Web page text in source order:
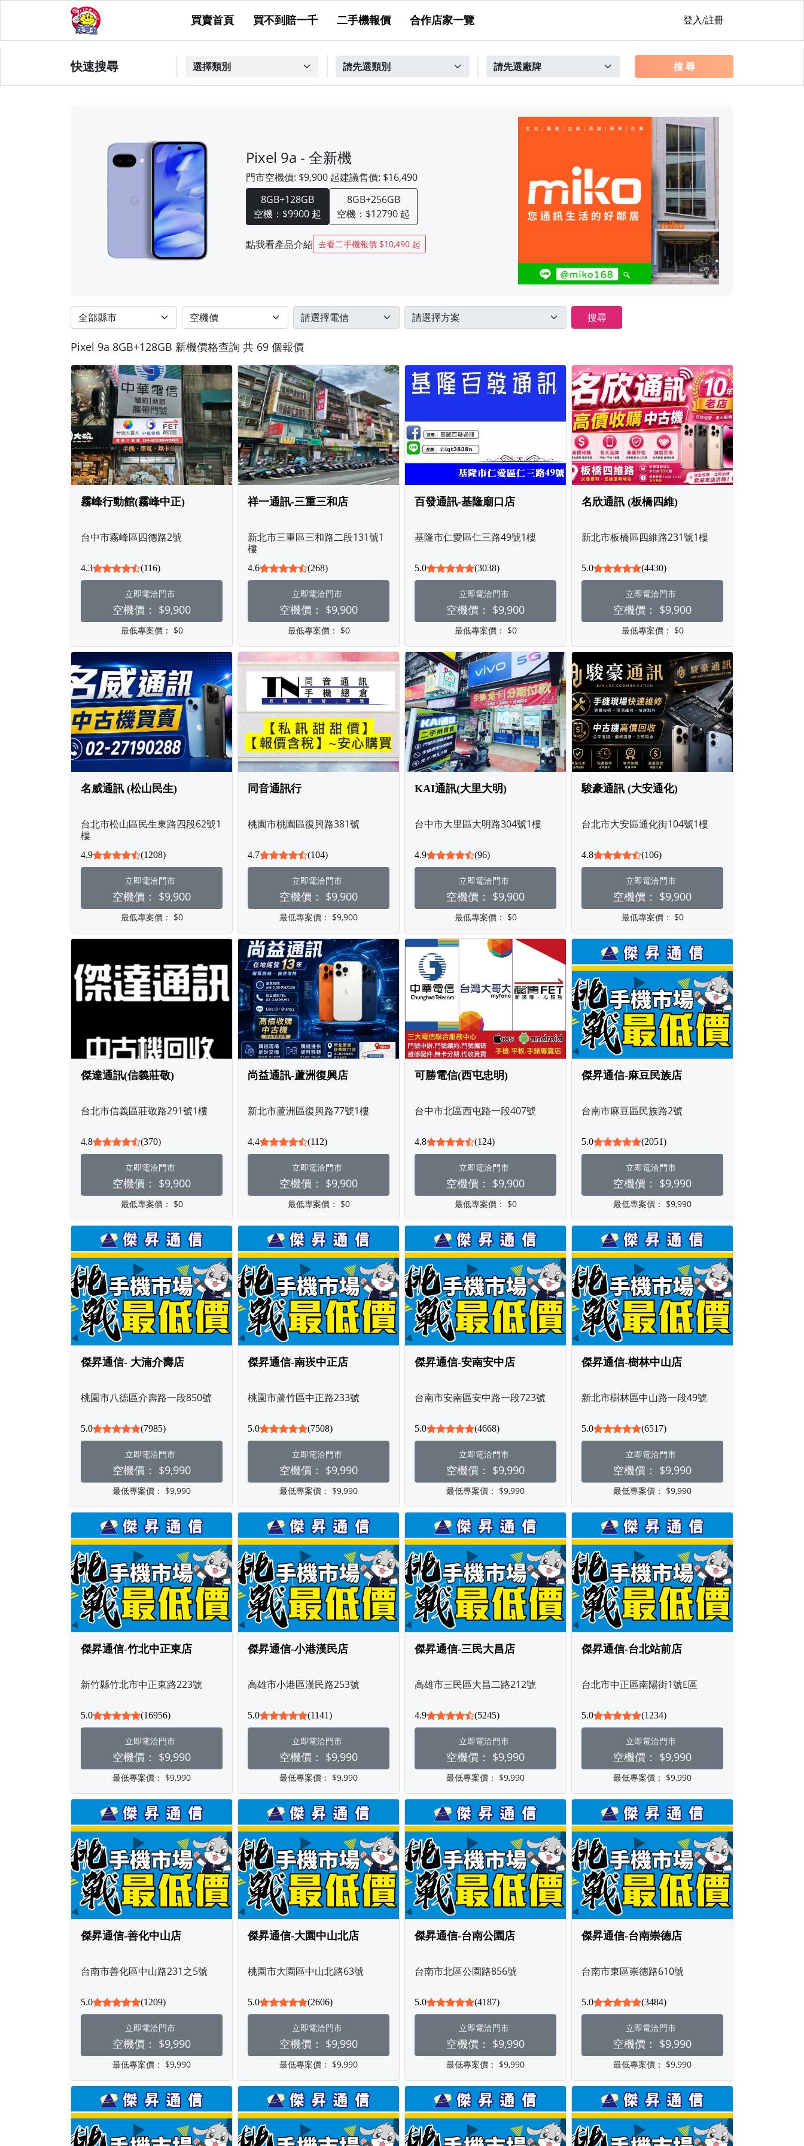
買賣首頁 買不到賠一千 二手機報價 合作店家一覽 登入/註冊
快速搜尋 搜 尋
Pixel 9a - 全新機
門市空機價: $9,900 起建議售價: $16,490
8GB+128GB
空機：$9900 起
8GB+256GB
空機：$12790 起
點我看產品介紹 去看二手機報價 $10,490 起
搜尋
Pixel 9a 8GB+128GB 新機價格查詢 共 69 個報價
霧峰行動館(霧峰中正)
台中市霧峰區四德路2號
4.3 (116)
立即電洽門市
空機價： $9,900
最低專案價： $0
祥一通訊-三重三和店
新北市三重區三和路二段131號1
樓
4.6 (268)
立即電洽門市
空機價： $9,900
最低專案價： $0
百發通訊-基隆廟口店
基隆市仁愛區仁三路49號1樓
5.0 (3038)
立即電洽門市
空機價： $9,900
最低專案價： $0
名欣通訊 (板橋四維)
新北市板橋區四維路231號1樓
5.0 (4430)
立即電洽門市
空機價： $9,900
最低專案價： $0
名威通訊 (松山民生)
台北市松山區民生東路四段62號1
樓
4.9 (1208)
立即電洽門市
空機價： $9,900
最低專案價： $0
同音通訊行
桃園市桃園區復興路381號
4.7 (104)
立即電洽門市
空機價： $9,900
最低專案價： $9,900
KAI通訊(大里大明)
台中市大里區大明路304號1樓
4.9 (96)
立即電洽門市
空機價： $9,900
最低專案價： $0
駿豪通訊 (大安通化)
台北市大安區通化街104號1樓
4.8 (106)
立即電洽門市
空機價： $9,900
最低專案價： $0
傑達通訊(信義莊敬)
台北市信義區莊敬路291號1樓
4.8 (370)
立即電洽門市
空機價： $9,900
最低專案價： $0
尚益通訊-蘆洲復興店
新北市蘆洲區復興路77號1樓
4.4 (112)
立即電洽門市
空機價： $9,900
最低專案價： $0
可勝電信(西屯忠明)
台中市北區西屯路一段407號
4.8 (124)
立即電洽門市
空機價： $9,900
最低專案價： $0
傑昇通信-麻豆民族店
台南市麻豆區民族路2號
5.0 (2051)
立即電洽門市
空機價： $9,990
最低專案價： $9,990
傑昇通信- 大湳介壽店
桃園市八德區介壽路一段850號
5.0 (7985)
立即電洽門市
空機價： $9,990
最低專案價： $9,990
傑昇通信-南崁中正店
桃園市蘆竹區中正路233號
5.0 (7508)
立即電洽門市
空機價： $9,990
最低專案價： $9,990
傑昇通信-安南安中店
台南市安南區安中路一段723號
5.0 (4668)
立即電洽門市
空機價： $9,990
最低專案價： $9,990
傑昇通信-樹林中山店
新北市樹林區中山路一段49號
5.0 (6517)
立即電洽門市
空機價： $9,990
最低專案價： $9,990
傑昇通信-竹北中正東店
新竹縣竹北市中正東路223號
5.0 (16956)
立即電洽門市
空機價： $9,990
最低專案價： $9,990
傑昇通信-小港漢民店
高雄市小港區漢民路253號
5.0 (1141)
立即電洽門市
空機價： $9,990
最低專案價： $9,990
傑昇通信-三民大昌店
高雄市三民區大昌二路212號
4.9 (5245)
立即電洽門市
空機價： $9,990
最低專案價： $9,990
傑昇通信-台北站前店
台北市中正區南陽街1號E區
5.0 (1234)
立即電洽門市
空機價： $9,990
最低專案價： $9,990
傑昇通信-善化中山店
台南市善化區中山路231之5號
5.0 (1209)
立即電洽門市
空機價： $9,990
最低專案價： $9,990
傑昇通信-大園中山北店
桃園市大園區中山北路63號
5.0 (2606)
立即電洽門市
空機價： $9,990
最低專案價： $9,990
傑昇通信-台南公園店
台南市北區公園路856號
5.0 (4187)
立即電洽門市
空機價： $9,990
最低專案價： $9,990
傑昇通信-台南崇德店
台南市東區崇德路610號
5.0 (3484)
立即電洽門市
空機價： $9,990
最低專案價： $9,990